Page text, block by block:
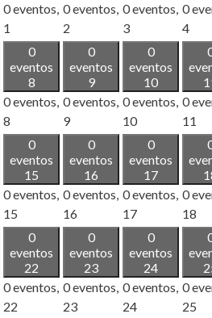
0 eventos,
1
0 eventos,
2
0 eventos,
3
0
4
0
eventos
8
0 eventos,
8
0
eventos
9
0 eventos,
9
0
eventos
10
0 eventos,
10
0
11
0
eventos
15
0 eventos,
15
0
eventos
16
0 eventos,
16
0
eventos
17
0 eventos,
17
0
18
0
eventos
22
0 eventos,
22
0
eventos
23
0 eventos,
23
0
eventos
24
0 eventos,
24
0
25